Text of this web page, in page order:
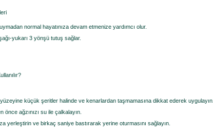
normal hayatınıza devam etmenize yardımcı olur.
yukarı 3 yönşü tutuş sağlar.
küçük şeritler halinde ve kenarlardan taşmamasına dikkat ederek uygulayın.
ağzınızı su ile çalkalayın.
yerleştirin ve birkaç saniye bastırarak yerine oturmasını sağlayın.